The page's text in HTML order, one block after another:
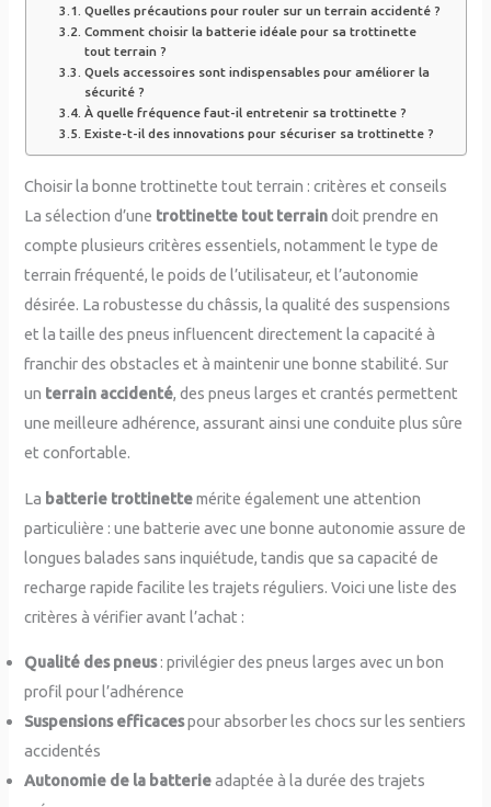
Quelles précautions pour rouler sur un terrain accidenté ?
Comment choisir la batterie idéale pour sa trottinette
tout terrain ?
Quels accessoires sont indispensables pour améliorer la
sécurité ?
À quelle fréquence faut-il entretenir sa trottinette ?
Existe-t-il des innovations pour sécuriser sa trottinette ?
Choisir la bonne trottinette tout terrain : critères et conseils
La sélection d’une trottinette tout terraindoit prendre en
compte plusieurs critères essentiels, notamment le type de
terrain fréquenté, le poids de l’utilisateur, et l’autonomie
désirée. La robustesse du châssis, la qualité des suspensions
et la taille des pneus influencent directement la capacité à
franchir des obstacles et à maintenir une bonne stabilité. Sur
un terrain accidenté, des pneus larges et crantés permettent
une meilleure adhérence, assurant ainsi une conduite plus sûre
et confortable.
La batterie trottinettemérite également une attention
particulière : une batterie avec une bonne autonomie assure de
longues balades sans inquiétude, tandis que sa capacité de
recharge rapide facilite les trajets réguliers. Voici une liste des
critères à vérifier avant l’achat :
Qualité des pneus: privilégier des pneus larges avec un bon
profil pour l’adhérence
Suspensions efficacespour absorber les chocs sur les sentiers
accidentés
Autonomie de la batterieadaptée à la durée des trajets